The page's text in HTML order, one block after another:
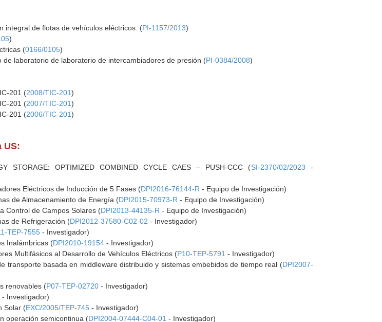
integral de flotas de vehículos eléctricos. (PI-1157/2013)
)
(0166/0105)
laboratorio de laboratorio de intercambiadores de presión (PI-0384/2008)
201 (2008/TIC-201)
201 (2007/TIC-201)
201 (2006/TIC-201)
US:
STORAGE: OPTIMIZED COMBINED CYCLE CAES – PUSH-CCC (SI-2370/02/2023 -
Eléctricos de Inducción de 5 Fases (DPI2016-76144-R - Equipo de Investigación)
de Almacenamiento de Energía (DPI2015-70973-R - Equipo de Investigación)
Control de Campos Solares (DPI2013-44135-R - Equipo de Investigación)
de Refrigeración (DPI2012-37580-C02-02 - Investigador)
TEP-7555 - Investigador)
Inalámbricas (DPI2010-19154 - Investigador)
Multifásicos al Desarrollo de Vehículos Eléctricos (P10-TEP-5791 - Investigador)
transporte basada en middleware distribuido y sistemas embebidos de tiempo real (DPI2007-
renovables (P07-TEP-02720 - Investigador)
- Investigador)
Solar (EXC/2005/TEP-745 - Investigador)
operación semicontinua (DPI2004-07444-C04-01 - Investigador)